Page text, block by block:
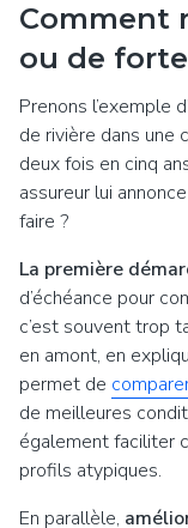
Comment
ou de
Prenons l’exemple
de rivière dans une
deux fois en cinq
assureur lui
faire ?
La première
d’échéance pour
c’est souvent trop
en amont, en
permet de
de meilleures
également faciliter
profils atypiques.
En parallèle,